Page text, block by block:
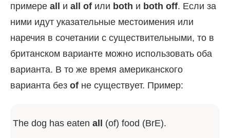
примере all и all of или both и both off. Если за
ними идут указательные местоимения или
наречия в сочетании с существительными, то в
британском варианте можно использовать оба
варианта. В то же время американского
варианта без of не существует. Пример:
The dog has eaten all (of) food (BrE).